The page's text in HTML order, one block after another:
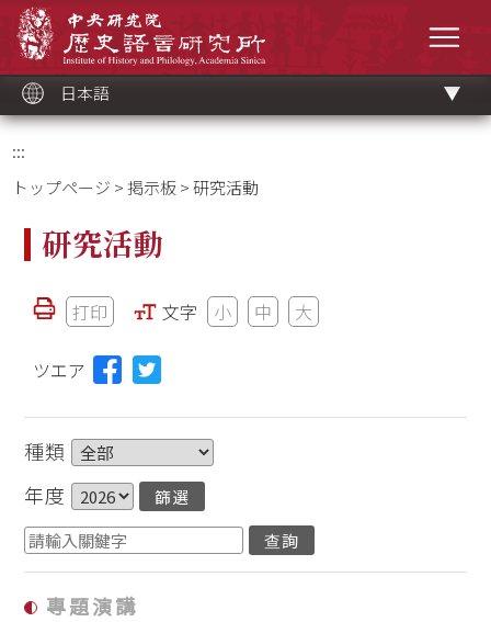
ッ
ク
日本語
:::
トップページ >掲示板> 研究活動
研究活動
打印 文字 小 中 大
ツエア
種類
年度
專題演講